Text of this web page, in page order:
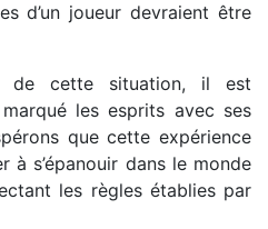
d’un joueur devraient être
de cette situation, il est
les esprits avec ses
que cette expérience
à s’épanouir dans le monde
les règles établies par